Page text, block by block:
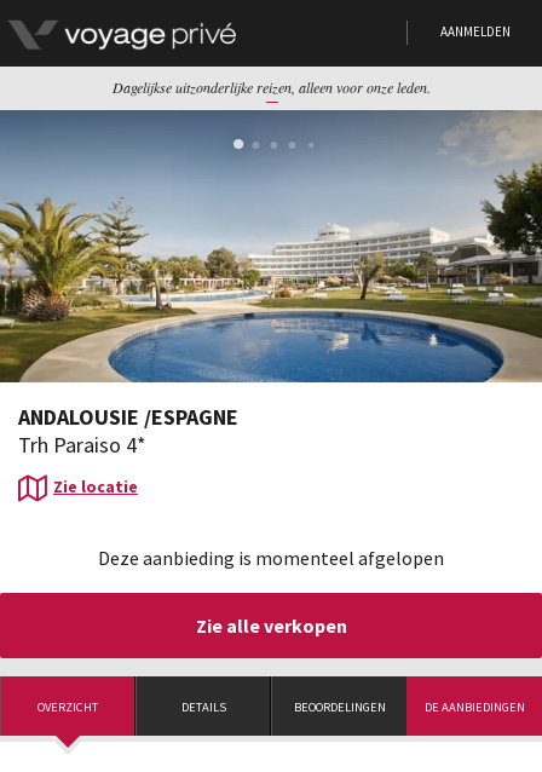
AANMELDEN
Dagelijkse uitzonderlijke reizen, alleen voor onze leden.
Deze aanbieding is momenteel afgelopen
Zie alle verkopen
ANDALOUSIE /ESPAGNE
Trh Paraiso 4*
Zie locatie
OVERZICHT DETAILS BEOORDELINGEN DE AANBIEDINGEN